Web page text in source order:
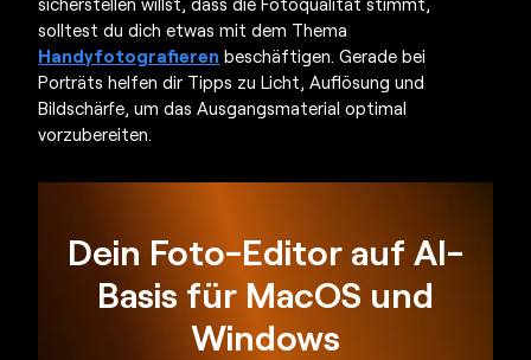
solltest du dich etwas mit dem Thema
Handyfotografieren beschäftigen. Gerade bei
Porträts helfen dir Tipps zu Licht, Auflösung und
Bildschärfe, um das Ausgangsmaterial optimal
vorzubereiten.
Dein Foto-Editor auf AI-
Basis für MacOS und
Windows